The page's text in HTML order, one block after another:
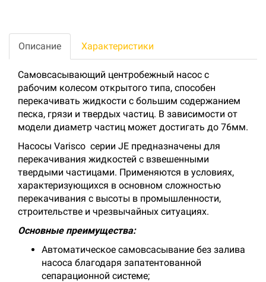
Описание Характеристики
Самовсасывающий центробежный насос с
рабочим колесом открытого типа, способен
перекачивать жидкости с большим содержанием
песка, грязи и твердых частиц. В зависимости от
модели диаметр частиц может достигать до 76мм.
Насосы Varisco серии JE предназначены для
перекачивания жидкостей с взвешенными
твердыми частицами. Применяются в условиях,
характеризующихся в основном сложностью
перекачивания с высоты в промышленности,
строительстве и чрезвычайных ситуациях.
Основные преимущества:
Автоматическое самовсасывание без залива
насоса благодаря запатентованной
сепарационной системе;